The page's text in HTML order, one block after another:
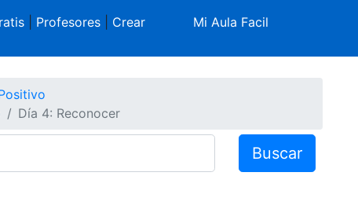
| Profesores| Crear
Mi Aula Facil
Día 4: Reconocer
Buscar